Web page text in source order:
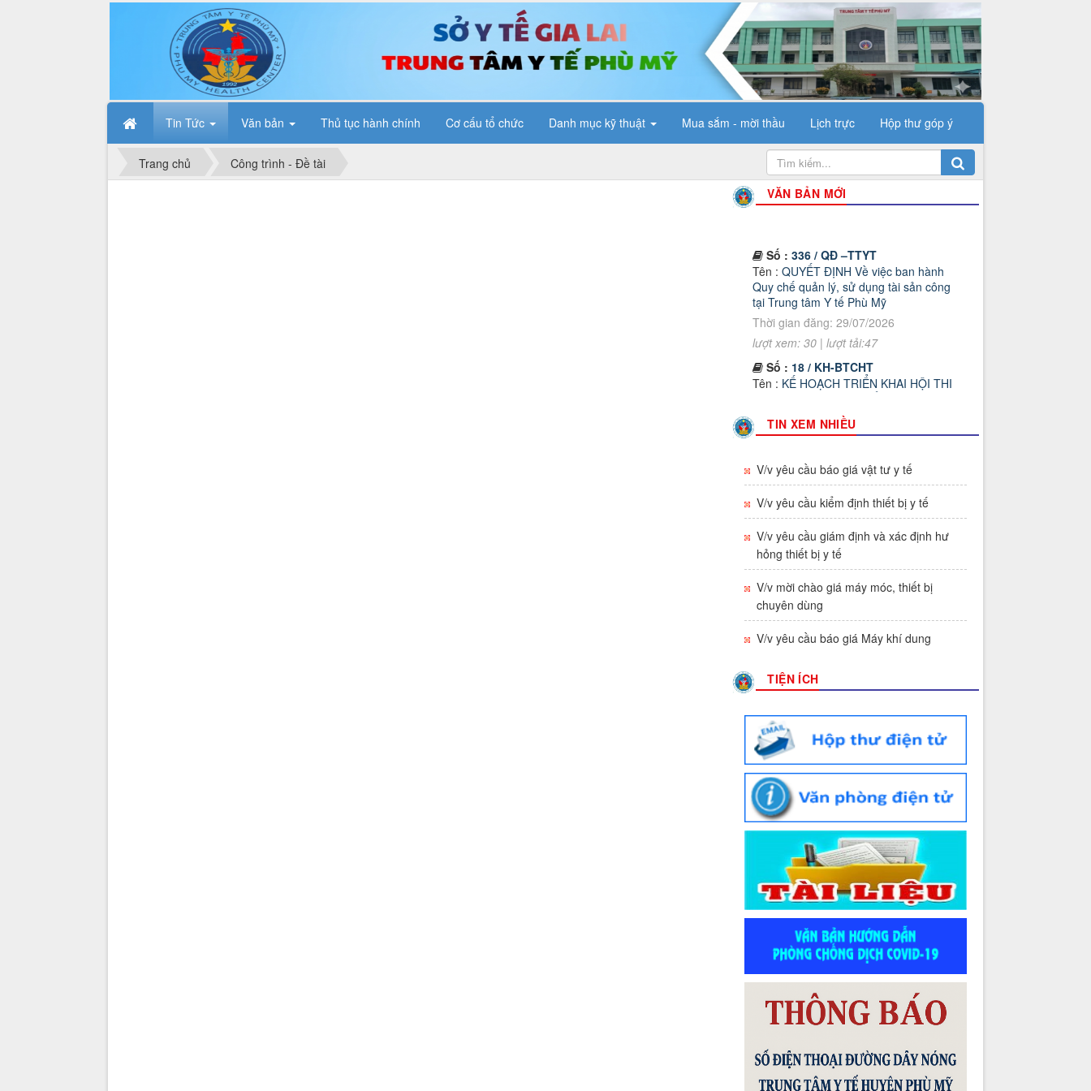
Tin Tức Văn bản Thủ tục hành chính Cơ cấu tổ chức Danh mục kỹ thuật Mua sắm - mời thầu Lịch trực Hộp thư góp ý
Trang chủ
Công trình - Đề tài
VĂN BẢN MỚI
Tên : QUYẾT ĐỊNH Về việc ban hành
Quy chế quản lý, sử dụng tài sản công
tại Trung tâm Y tế Phù Mỹ
Thời gian đăng: 29/07/2026
lượt xem: 30 | lượt tải:47
Số :18 / KH-BTCHT
Tên : KẾ HOẠCH TRIỂN KHAI HỘI THI
SÁNG TẠO KĨ THUẬT TỈNH GIA LAI,
Thời gian đăng: 02/07/2026
lượt xem: 56 | lượt tải:47
Số :612/TTYT-KHNVĐD
Tên :V/v triển khai Tuần lễ thế giới nuôi
con bằng sữa mẹ năm 2026
Thời gian đăng: 23/07/2026
lượt xem: 98 | lượt tải:34
Số :569/TTYT-TCHC
V/v triển khai thực hiện hướng dẫn
lập hồ sơ công việc và nộp lưu hồ sơ,
tài liệu điện tử vào lưu trữ cơ quan
Thời gian đăng: 13/07/2026
lượt xem: 62 | lượt tải:152
Số :541 / TTYT-KHNVĐD
Tên :V/v triển khai thực hiện Quyết định
tế
Thời gian đăng: 07/07/2026
lượt xem: 167 | lượt tải:76
Số :523/TTYT-KHNVĐD
Tên :V/v phát động tham gia Hội thi
Sáng tạo kỹ thuật tỉnh Gia Lai lần thứ I,
giai đoạn 2026 - 2027
Thời gian đăng: 02/07/2026
lượt xem: 61 | lượt tải:46
Số :1982 /QĐ-BYT
Tên :QUYẾT ĐỊNH Ban hành “Hướng
dẫn chuyên môn các biện pháp thực
hiện dinh dưỡng trong phòng bệnh”
Thời gian đăng: 07/07/2026
lượt xem: 263 | lượt tải:81
Số : 1983 /QĐ-BYT
Tên : QUYẾT ĐỊNH Ban hành “Hướng
yếu tố nguy cơ, người mắc bệnh không
lây nhiễm tại cộng đồng”
TIN XEM NHIỀU
V/v yêu cầu báo giá vật tư y tế
V/v yêu cầu kiểm định thiết bị y tế
V/v yêu cầu giám định và xác định hư
hỏng thiết bị y tế
V/v mời chào giá máy móc, thiết bị
chuyên dùng
V/v yêu cầu báo giá Máy khí dung
TIỆN ÍCH